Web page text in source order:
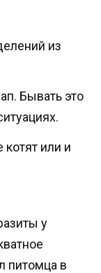
из
Бывать это
или и
у
питомца в